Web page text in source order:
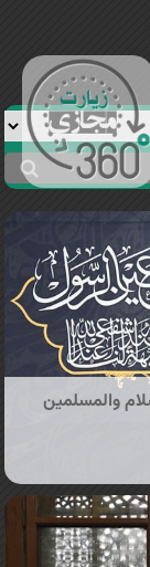
والمسلمین